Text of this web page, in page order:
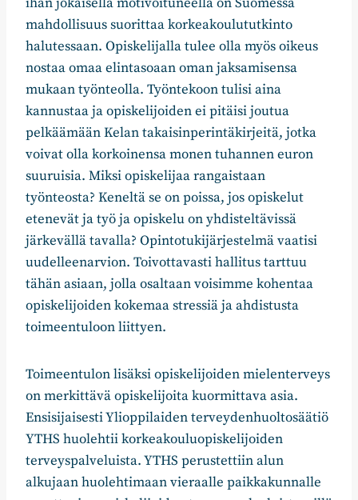
mahdollisuus suorittaa korkeakoulututkinto
halutessaan. Opiskelijalla tulee olla myös oikeus
nostaa omaa elintasoaan oman jaksamisensa
mukaan työnteolla. Työntekoon tulisi aina
kannustaa ja opiskelijoiden ei pitäisi joutua
pelkäämään Kelan takaisinperintäkirjeitä, jotka
voivat olla korkoinensa monen tuhannen euron
suuruisia. Miksi opiskelijaa rangaistaan
työnteosta? Keneltä se on poissa, jos opiskelut
etenevät ja työ ja opiskelu on yhdisteltävissä
järkevällä tavalla? Opintotukijärjestelmä vaatisi
uudelleenarvion. Toivottavasti hallitus tarttuu
tähän asiaan, jolla osaltaan voisimme kohentaa
opiskelijoiden kokemaa stressiä ja ahdistusta
toimeentuloon liittyen.
Toimeentulon lisäksi opiskelijoiden mielenterveys
on merkittävä opiskelijoita kuormittava asia.
Ensisijaisesti Ylioppilaiden terveydenhuoltosäätiö
YTHS huolehtii korkeakouluopiskelijoiden
terveyspalveluista. YTHS perustettiin alun
alkujaan huolehtimaan vieraalle paikkakunnalle